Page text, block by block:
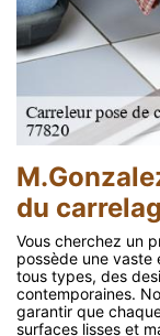
du
Vous cherchez un
possède une vaste
tous types, des
contemporaines.
garantir que
surfaces lisses et